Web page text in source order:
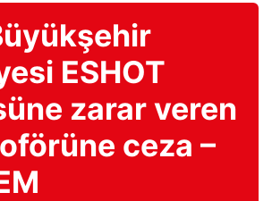
ESHOT
zarar veren
ceza –